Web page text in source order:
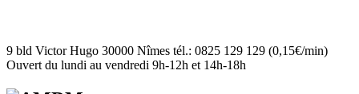
9 bld Victor Hugo 30000 Nîmes tél.: 0825 129 129 (0,15€/min)
Ouvert du lundi au vendredi 9h-12h et 14h-18h